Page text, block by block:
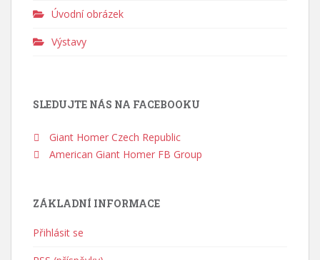
Úvodní obrázek
Výstavy
SLEDUJTE NÁS NA FACEBOOKU
Giant Homer Czech Republic
American Giant Homer FB Group
ZÁKLADNÍ INFORMACE
Přihlásit se